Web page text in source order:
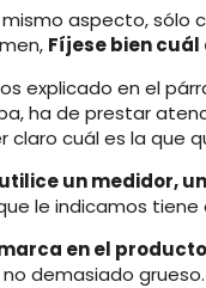
aspecto, sólo
Fíjese bien cuál
explicado en el
ha de prestar
claro cuál es la que
utilice un medidor,
le indicamos tiene
marca en el
demasiado grueso.